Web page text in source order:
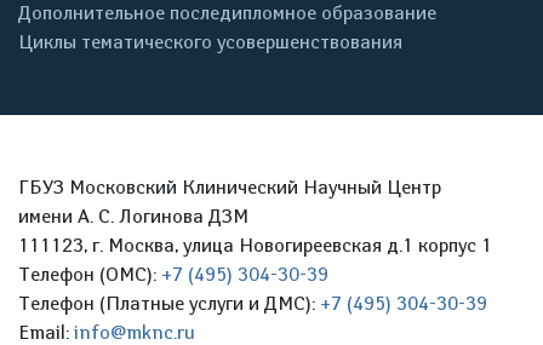
Дополнительное последипломное образование
Циклы тематического усовершенствования
ГБУЗ Московский Клинический Научный Центр
имени А. С. Логинова ДЗМ
111123, г. Москва, улица Новогиреевская д.1 корпус 1
Телефон (ОМС): +7 (495) 304-30-39
Телефон (Платные услуги и ДМС): +7 (495) 304-30-39
Email: info@mknc.ru